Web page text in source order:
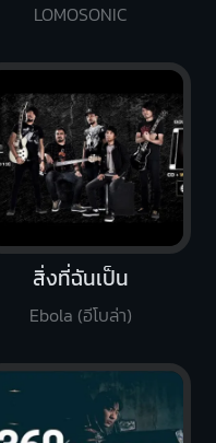
LOMOSONIC
สิ่งที่ฉันเป็น
Ebola (อีโบล่า)